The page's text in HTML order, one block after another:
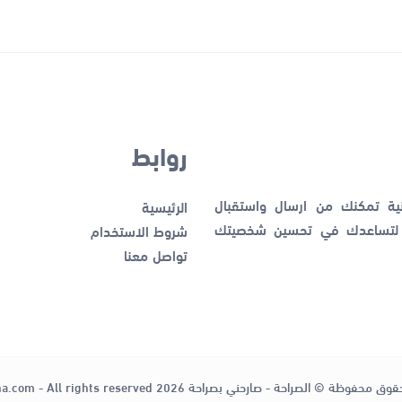
تمكنك من ارسال واستقبال
لتساعدك في تحسين شخصيتك
روابط
الرئيسية
شروط الاستخدام
تواصل معنا
محفوظة © الصراحة - صارحني بصراحة 2026 - All rights reserved